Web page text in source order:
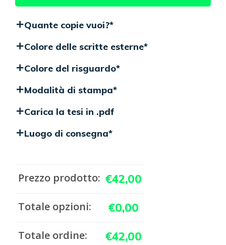
Quante copie vuoi?*
Colore delle scritte esterne*
Colore del risguardo*
Modalità di stampa*
Carica la tesi in .pdf
Luogo di consegna*
Prezzo prodotto: €42,00
Totale opzioni: €0,00
Totale ordine: €42,00